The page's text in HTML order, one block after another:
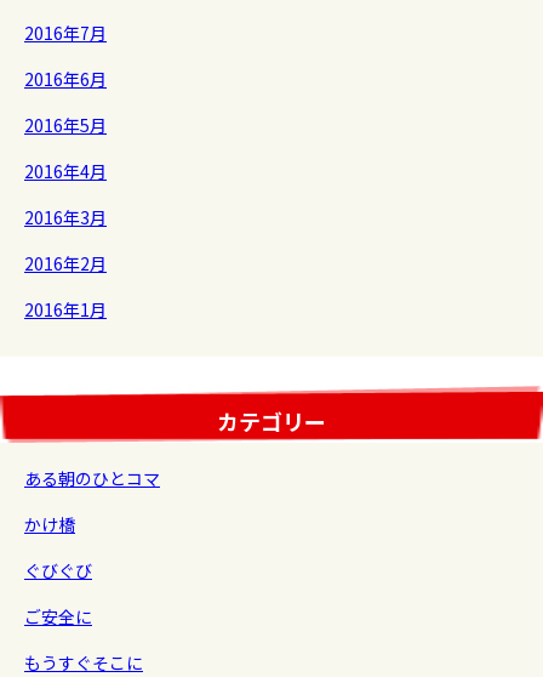
2016年7月
2016年6月
2016年5月
2016年4月
2016年3月
2016年2月
2016年1月
カテゴリー
ある朝のひとコマ
かけ橋
ぐびぐび
ご安全に
もうすぐそこに